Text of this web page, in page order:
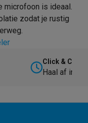
microfoon is ideaal.
zodat je rustig
Click &
Haal af in